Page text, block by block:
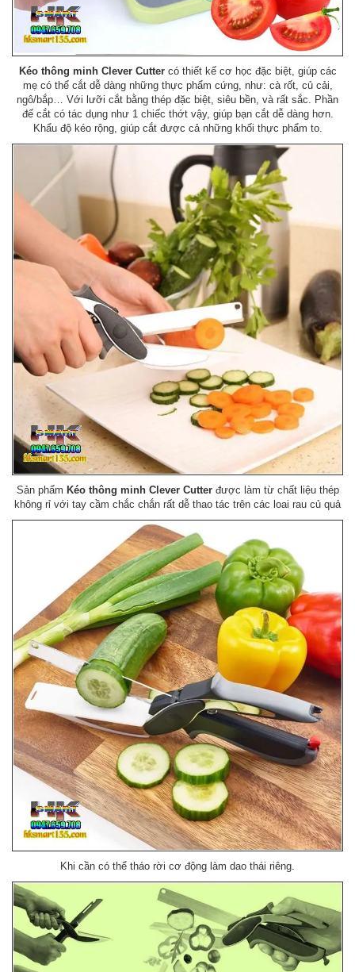
Kéo thông minh Clever Cuttercó thiết kế cơ học đặc biệt, giúp các
mẹ có thể cắt dễ dàng những thực phẩm cứng, như: cà rốt, củ cải,
ngô/bắp… Với lưỡi cắt bằng thép đặc biệt, siêu bền, và rất sắc. Phần
đế cắt có tác dụng như 1 chiếc thớt vậy, giúp bạn cắt dễ dàng hơn.
Khẩu độ kéo rộng, giúp cắt được cả những khối thực phẩm to.
Sản phẩm Kéo thông minh Clever Cutter được làm từ chất liệu thép
không rỉ với tay cầm chắc chắn rất dễ thao tác trên các loai rau củ quả
Khi cần có thể tháo rời cơ động làm dao thái riêng.